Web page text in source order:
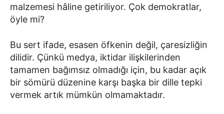
malzemesi hâline getiriliyor. Çok demokratlar,
öyle mi?
Bu sert ifade, esasen öfkenin değil, çaresizliğin
dilidir. Çünkü medya, iktidar ilişkilerinden
tamamen bağımsız olmadığı için, bu kadar açık
bir sömürü düzenine karşı başka bir dille tepki
vermek artık mümkün olmamaktadır.